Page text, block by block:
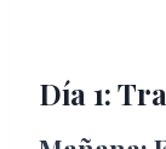
Día 1: